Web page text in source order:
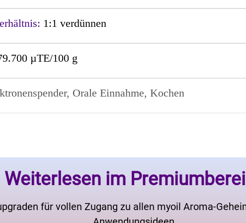
1:1 verdünnen
µTE/100 g
Orale Einnahme, Kochen
Weiterlesen im
für vollen Zugang zu allen myoil Aroma-